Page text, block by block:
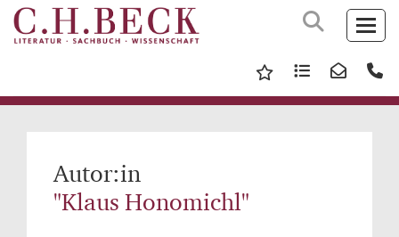
Autor:in
"Klaus Honomichl"